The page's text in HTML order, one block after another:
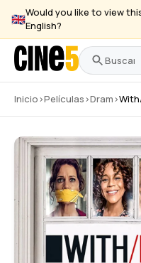
🇬🇧Would you like to view
English?
Inicio›Películas›Dram›